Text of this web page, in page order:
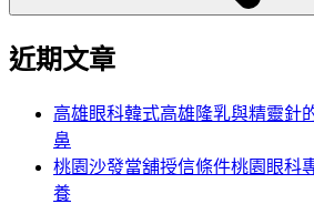
近期文章
高雄眼科韓式高雄隆乳與精靈針
鼻
桃園沙發當舖授信條件桃園眼科
養